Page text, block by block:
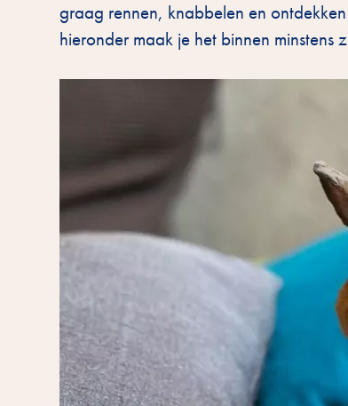
graag rennen, knabbelen en
hieronder maak je het binnen